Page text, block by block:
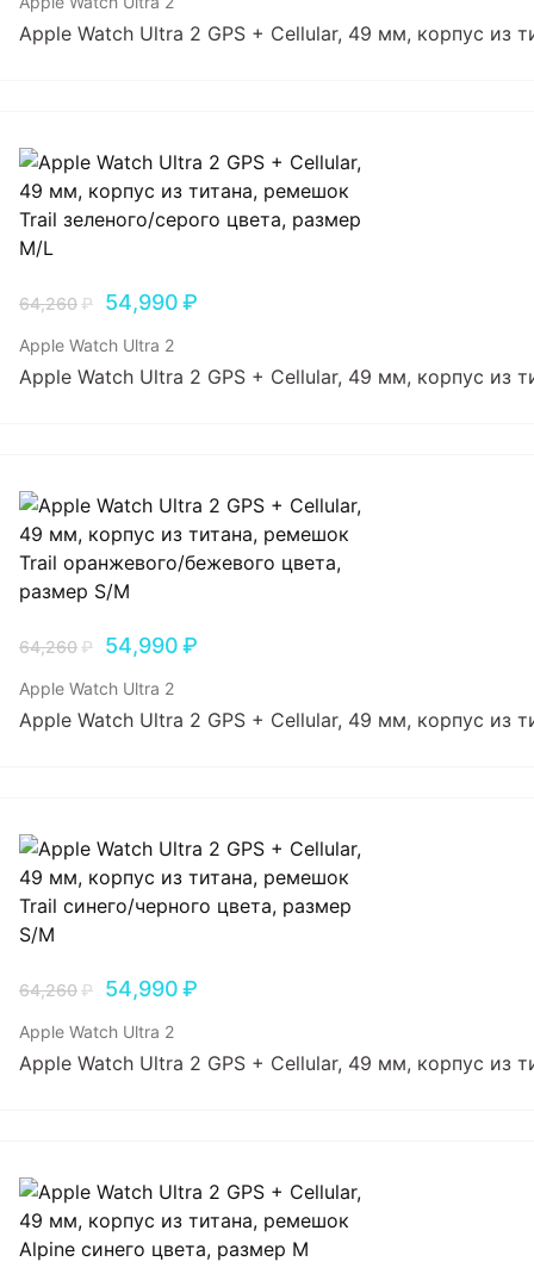
Apple Watch Ultra 2 GPS + Cellular, 49 мм, корпус из
64,260₽ 54,990₽
Apple Watch Ultra 2
Apple Watch Ultra 2 GPS + Cellular, 49 мм, корпус из
64,260₽ 54,990₽
Apple Watch Ultra 2
Apple Watch Ultra 2 GPS + Cellular, 49 мм, корпус из
64,260₽ 54,990₽
Apple Watch Ultra 2
Apple Watch Ultra 2 GPS + Cellular, 49 мм, корпус из